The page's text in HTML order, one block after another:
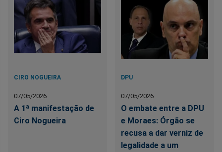
CIRO NOGUEIRA
07/05/2026
A 1ª manifestação de
Ciro Nogueira
DPU
07/05/2026
O embate entre a DPU
e Moraes: Órgão se
recusa a dar verniz de
legalidade a um